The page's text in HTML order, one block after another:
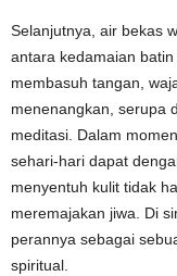
Selanjutnya, air bekas
antara kedamaian
membasuh tangan,
menenangkan, serupa
meditasi. Dalam
sehari-hari dapat
menyentuh kulit tidak
meremajakan jiwa. Di
perannya sebagai
spiritual.